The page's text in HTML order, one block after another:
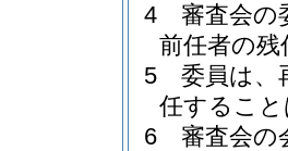
4
審査会の
前任者の残
5
委員は、
任するこ
6
審査会の